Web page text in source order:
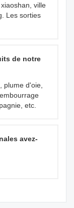
ville
Les sorties
de notre
plume d'oie,
etc.
avez-